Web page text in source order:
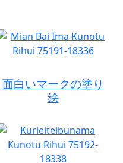
面白いマークの塗り
絵